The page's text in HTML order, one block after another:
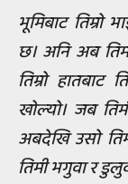
भूमिबाट
छ। अनि अब
तिम्रो
खोल्यो। जब
अबदेखि उसो
तिमी भगुवा र